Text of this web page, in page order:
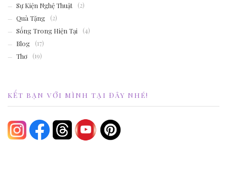
Sự Kiện Nghệ Thuật
(2)
Quà Tặng
(2)
Sống Trong Hiện Tại
(4)
Blog
(17)
Thơ
(19)
KẾT BẠN VỚI MÌNH TẠI ĐÂY NHÉ!